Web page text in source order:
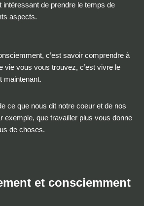
intéressant de prendre le temps de
aspects.
c’est savoir comprendre à
vie vous vous trouvez, c’est vivre le
maintenant.
ce que nous dit notre coeur et de nos
exemple, que travailler plus vous donne
de choses.
et consciemment